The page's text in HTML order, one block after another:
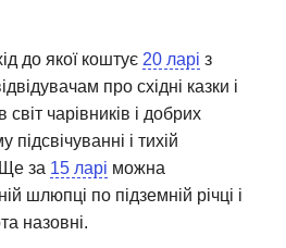
до якої коштує 20 ларі з
про східні казки і
чарівників і добрих
і тихій
за 15 ларі можна
шлюпці по підземній річці і
назовні.